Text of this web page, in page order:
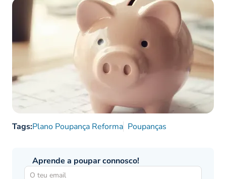
Tags:Plano Poupança Reforma Poupanças
Aprende a poupar connosco!